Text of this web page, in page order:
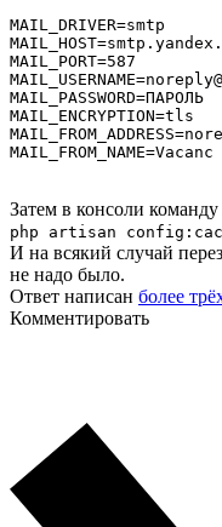
MAIL_DRIVER=smtp
MAIL_PORT=587
MAIL_PASSWORD=ПАРОЛЬ
MAIL_ENCRYPTION=tls
MAIL_FROM_NAME=Vacanc
Затем в консоли команду
php artisan
И на всякий случай
не надо было.
Ответ написан более
Комментировать